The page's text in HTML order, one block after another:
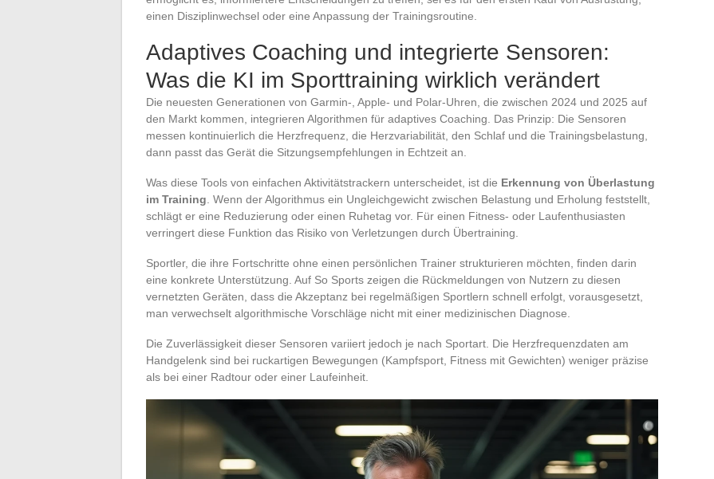
einen Disziplinwechsel oder eine Anpassung der Trainingsroutine.
Adaptives Coaching und integrierte Sensoren:
Was die KI im Sporttraining wirklich verändert
Die neuesten Generationen von Garmin-, Apple- und Polar-Uhren, die zwischen 2024 und 2025 auf
den Markt kommen, integrieren Algorithmen für adaptives Coaching. Das Prinzip: Die Sensoren
messen kontinuierlich die Herzfrequenz, die Herzvariabilität, den Schlaf und die Trainingsbelastung,
dann passt das Gerät die Sitzungsempfehlungen in Echtzeit an.
Was diese Tools von einfachen Aktivitätstrackern unterscheidet, ist die Erkennung von Überlastung
im Training . Wenn der Algorithmus ein Ungleichgewicht zwischen Belastung und Erholung feststellt,
schlägt er eine Reduzierung oder einen Ruhetag vor. Für einen Fitness- oder Laufenthusiasten
verringert diese Funktion das Risiko von Verletzungen durch Übertraining.
Sportler, die ihre Fortschritte ohne einen persönlichen Trainer strukturieren möchten, finden darin
eine konkrete Unterstützung. Auf So Sports zeigen die Rückmeldungen von Nutzern zu diesen
vernetzten Geräten, dass die Akzeptanz bei regelmäßigen Sportlern schnell erfolgt, vorausgesetzt,
man verwechselt algorithmische Vorschläge nicht mit einer medizinischen Diagnose.
Die Zuverlässigkeit dieser Sensoren variiert jedoch je nach Sportart. Die Herzfrequenzdaten am
Handgelenk sind bei ruckartigen Bewegungen (Kampfsport, Fitness mit Gewichten) weniger präzise
als bei einer Radtour oder einer Laufeinheit.